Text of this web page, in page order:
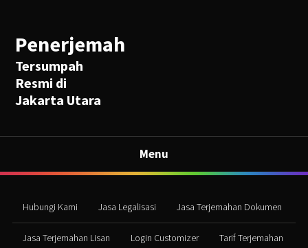
Penerjemah
Tersumpah
Resmi di
Jakarta Utara
Menu
Hubungi Kami Jasa Legalisasi Jasa Terjemahan Dokumen
Jasa Terjemahan Lisan Login Customizer Tarif Terjemahan